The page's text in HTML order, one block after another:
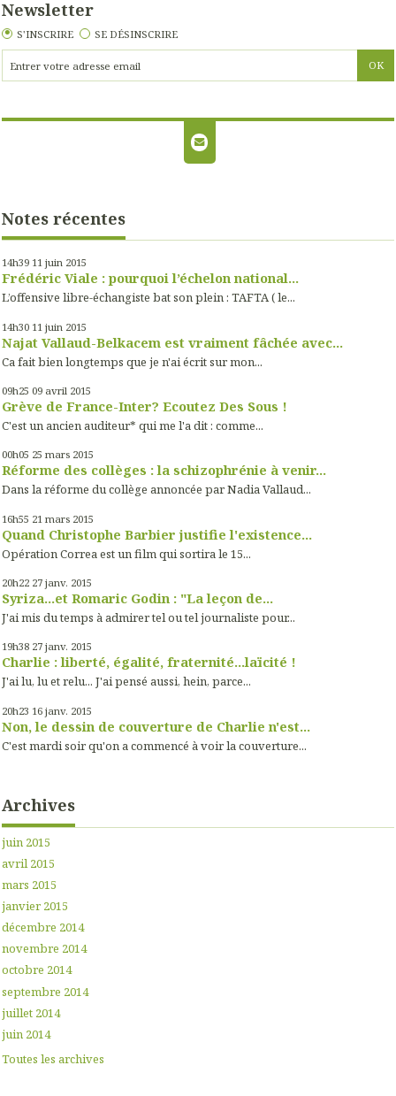
Newsletter
S'INSCRIRE SE DÉSINSCRIRE
Notes récentes
14h39 11 juin 2015
Frédéric Viale : pourquoi l’échelon national...
L’offensive libre-échangiste bat son plein : TAFTA ( le...
14h30 11 juin 2015
Najat Vallaud-Belkacem est vraiment fâchée avec...
Ca fait bien longtemps que je n'ai écrit sur mon...
09h25 09 avril 2015
Grève de France-Inter? Ecoutez Des Sous !
C'est un ancien auditeur* qui me l'a dit : comme...
00h05 25 mars 2015
Réforme des collèges : la schizophrénie à venir...
Dans la réforme du collège annoncée par Nadia Vallaud...
16h55 21 mars 2015
Quand Christophe Barbier justifie l'existence...
Opération Correa est un film qui sortira le 15...
20h22 27 janv. 2015
Syriza...et Romaric Godin : "La leçon de...
J'ai mis du temps à admirer tel ou tel journaliste pour...
19h38 27 janv. 2015
Charlie : liberté, égalité, fraternité...laïcité !
J'ai lu, lu et relu... J'ai pensé aussi, hein, parce...
20h23 16 janv. 2015
Non, le dessin de couverture de Charlie n'est...
C'est mardi soir qu'on a commencé à voir la couverture...
Archives
juin 2015
avril 2015
mars 2015
janvier 2015
décembre 2014
novembre 2014
octobre 2014
septembre 2014
juillet 2014
juin 2014
Toutes les archives